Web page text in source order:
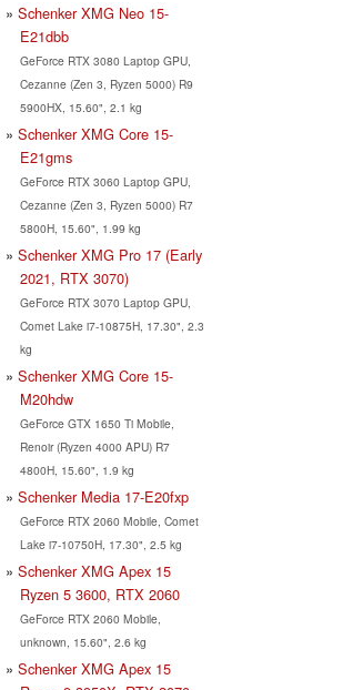
Schenker XMG Neo 15-
E21dbb
GeForce RTX 3080 Laptop GPU,
Cezanne (Zen 3, Ryzen 5000) R9
5900HX, 15.60", 2.1 kg
Schenker XMG Core 15-
E21gms
GeForce RTX 3060 Laptop GPU,
Cezanne (Zen 3, Ryzen 5000) R7
5800H, 15.60", 1.99 kg
Schenker XMG Pro 17 (Early
2021, RTX 3070)
GeForce RTX 3070 Laptop GPU,
Comet Lake i7-10875H, 17.30", 2.3
kg
Schenker XMG Core 15-
M20hdw
GeForce GTX 1650 Ti Mobile,
Renoir (Ryzen 4000 APU) R7
4800H, 15.60", 1.9 kg
Schenker Media 17-E20fxp
GeForce RTX 2060 Mobile, Comet
Lake i7-10750H, 17.30", 2.5 kg
Schenker XMG Apex 15
Ryzen 5 3600, RTX 2060
GeForce RTX 2060 Mobile,
unknown, 15.60", 2.6 kg
Schenker XMG Apex 15